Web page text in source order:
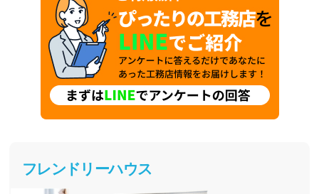
フレンドリーハウス